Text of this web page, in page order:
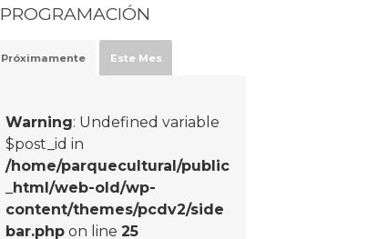
PROGRAMACIÓN
Próximamente Este Mes
Warning: Undefined variable
$post_id in
/home/parquecultural/public
_html/web-old/wp-
content/themes/pcdv2/side
bar.php on line25